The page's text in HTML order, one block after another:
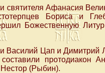
святителя Афанасия
Бориса и
Божественную
Василий Цап и Димитрий
протодиакон
(Рыбин).